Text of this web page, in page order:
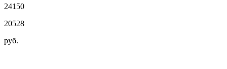
24150
20528
руб.